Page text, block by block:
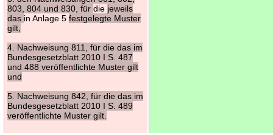
803, 804 und 830, fürdie jeweils
das in Anlage 5festgelegte Muster
gilt,
4. Nachweisung 811, für die das im
Bundesgesetzblatt 2010 I S. 487
und 488 veröffentlichte Muster gilt
und
5. Nachweisung 842, für die das im
Bundesgesetzblatt 2010 I S. 489
veröffentlichte Muster gilt.